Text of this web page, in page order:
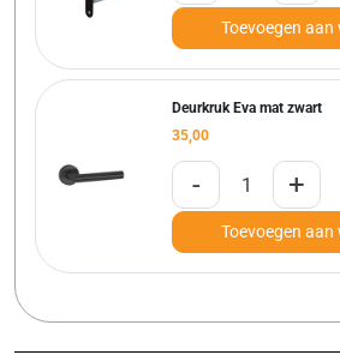
Toevoegen
Deurkruk Eva mat zwart
35,00
- +
Toevoegen